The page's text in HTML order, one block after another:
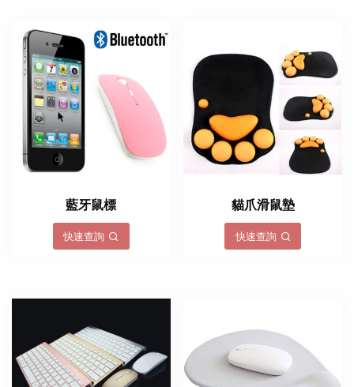
藍牙鼠標
快速查詢
貓爪滑鼠墊
快速查詢